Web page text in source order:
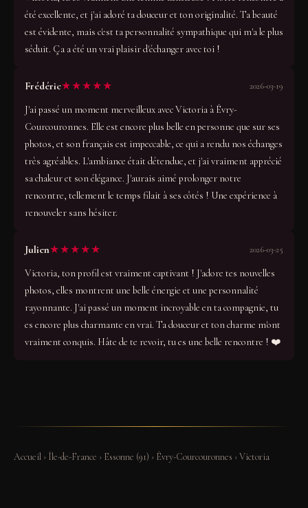
Accueil › Île-de-France › Essonne (91) › Évry-Courcouronnes › Victoria
été excellente, et j'ai adoré ta douceur et ton originalité. Ta beauté
est évidente, mais c'est ta personnalité sympathique qui m'a le plus
séduit. Ça a été un vrai plaisir d'échanger avec toi !
Frédéric★★★★★ 2026-03-19
J'ai passé un moment merveilleux avec Victoria à Évry-
Courcouronnes. Elle est encore plus belle en personne que sur ses
photos, et son français est impeccable, ce qui a rendu nos échanges
très agréables. L'ambiance était détendue, et j'ai vraiment apprécié
sa chaleur et son élégance. J'aurais aimé prolonger notre
rencontre, tellement le temps filait à ses côtés ! Une expérience à
renouveler sans hésiter.
Julien★★★★★ 2026-03-25
Victoria, ton profil est vraiment captivant ! J'adore tes nouvelles
photos, elles montrent une belle énergie et une personnalité
rayonnante. J'ai passé un moment incroyable en ta compagnie, tu
es encore plus charmante en vrai. Ta douceur et ton charme m'ont
vraiment conquis. Hâte de te revoir, tu es une belle rencontre ! ❤️